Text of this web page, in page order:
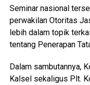
Seminar nasional
perwakilan Otoritas
lebih dalam topik
tentang Penerapan
Dalam sambutannya,
Kalsel sekaligus Plt.